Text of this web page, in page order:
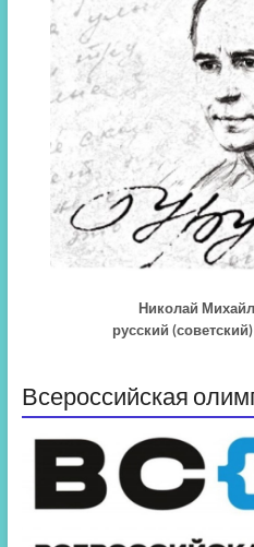
Николай
русский
Всероссийская